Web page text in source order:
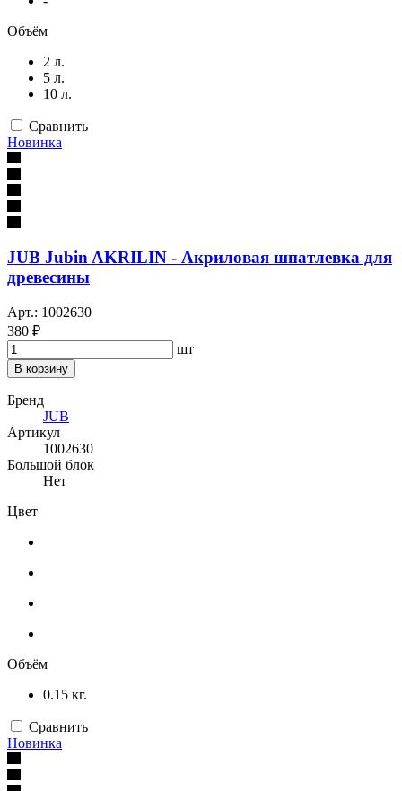
Объём
2 л.
5 л.
10 л.
Сравнить
Новинка
JUB Jubin AKRILIN - Акриловая шпатлевка для
древесины
Арт.: 1002630
380 ₽
шт
В корзину
Бренд
JUB
Артикул
1002630
Большой блок
Нет
Цвет
Объём
0.15 кг.
Сравнить
Новинка